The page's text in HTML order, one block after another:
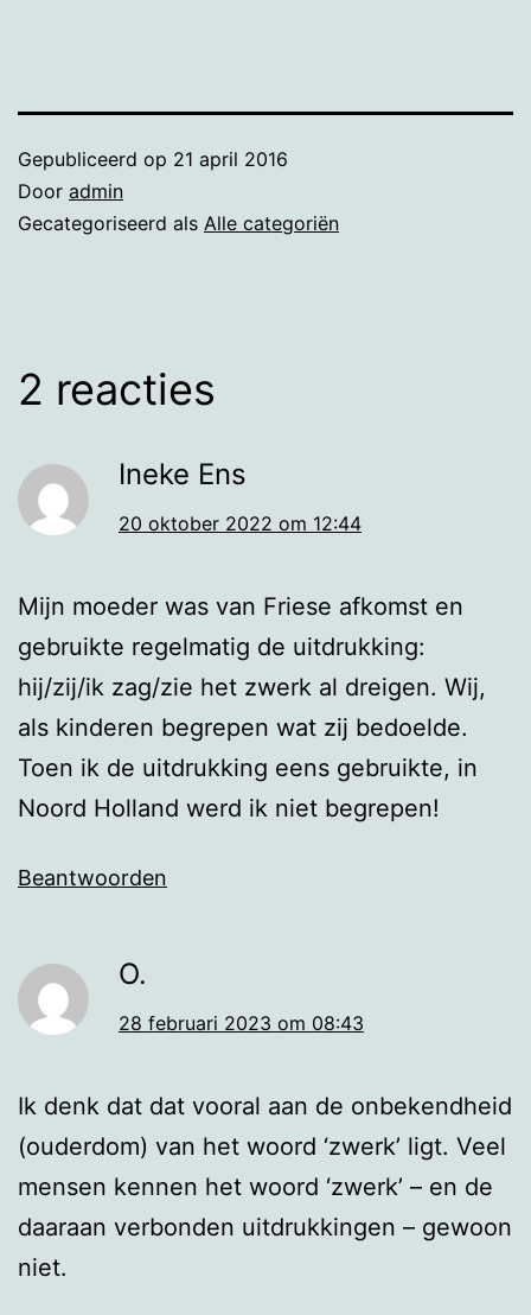
Gepubliceerd op 21 april 2016
Door admin
Gecategoriseerd als Alle categoriën
2 reacties
Ineke Ens
20 oktober 2022 om 12:44
Mijn moeder was van Friese afkomst en
gebruikte regelmatig de uitdrukking:
hij/zij/ik zag/zie het zwerk al dreigen. Wij,
als kinderen begrepen wat zij bedoelde.
Toen ik de uitdrukking eens gebruikte, in
Noord Holland werd ik niet begrepen!
Beantwoorden
O.
28 februari 2023 om 08:43
Ik denk dat dat vooral aan de onbekendheid
(ouderdom) van het woord ‘zwerk’ ligt. Veel
mensen kennen het woord ‘zwerk’ – en de
daaraan verbonden uitdrukkingen – gewoon
niet.